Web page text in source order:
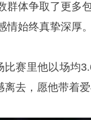
群体争取了更多
始终真挚深厚。
赛里他以场均
去，愿他带着爱